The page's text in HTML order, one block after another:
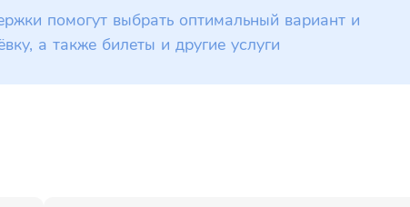
помогут выбрать оптимальный вариант и
а также билеты и другие услуги